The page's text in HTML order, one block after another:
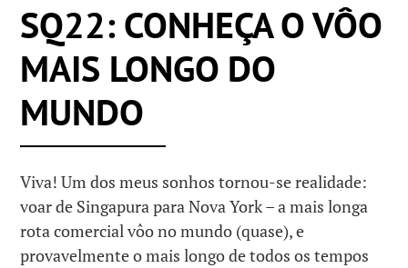
SQ22: CONHEÇA O VÔO
MAIS LONGO DO
MUNDO
Viva! Um dos meus sonhos tornou-se realidade:
voar de Singapura para Nova York – a mais longa
rota comercial vôo no mundo (quase), e
provavelmente o mais longo de todos os tempos